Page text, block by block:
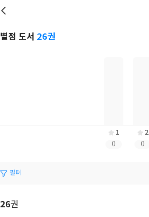
별점 도서 26권
1
0
2
0
필터
26권